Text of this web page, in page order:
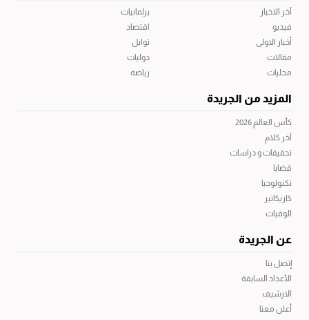
آخر الاخبار
فيديو
أخبار الاولى
مقالات
محليات
برلمانيات
اقتصاد
توابل
دوليات
رياضة
المزيد من الجريدة
كأس العالم 2026
آخر كلام
تحقيقات و دراسات
قضايا
تكنولوجيا
كاريكاتير
الوفيات
عن الجريدة
إتصل بنا
الأعداد السابقة
الارشيف
أعلن معنا